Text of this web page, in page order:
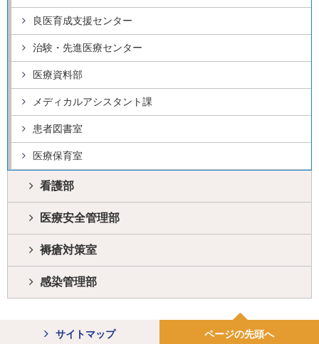
良医育成支援センター
治験・先進医療センター
医療資料部
メディカルアシスタント課
患者図書室
医療保育室
看護部
医療安全管理部
褥瘡対策室
感染管理部
サイトマップ ページの先頭へ